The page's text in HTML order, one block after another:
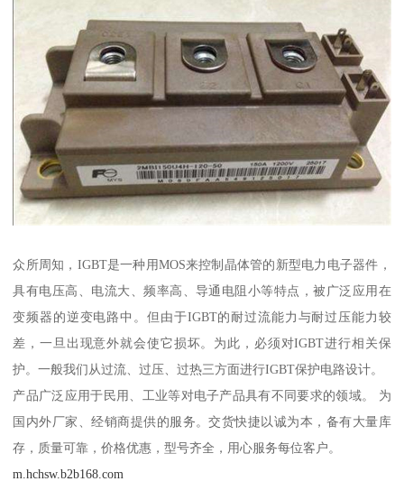
众所周知，IGBT是一种用MOS来控制晶体管的新型电力电子器件，
具有电压高、电流大、频率高、导通电阻小等特点，被广泛应用在
变频器的逆变电路中。但由于IGBT的耐过流能力与耐过压能力较
差，一旦出现意外就会使它损坏。为此，必须对IGBT进行相关保
护。一般我们从过流、过压、过热三方面进行IGBT保护电路设计。
产品广泛应用于民用、工业等对电子产品具有不同要求的领域。 为
国内外厂家、经销商提供的服务。交货快捷以诚为本，备有大量库
存，质量可靠，价格优惠，型号齐全，用心服务每位客户。
m.hchsw.b2b168.com